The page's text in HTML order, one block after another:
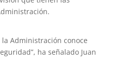
Administración conoce
ha señalado Juan